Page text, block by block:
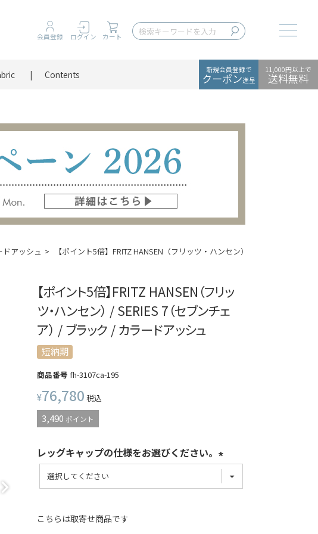
会員登録 ログイン カート
Contents 新規会員登録で
クーポン進呈
11,000円以上で
送料無料
ドアッシュ 【ポイント5倍】FRITZ HANSEN（フリッツ・ハンセン） / SERIES 7（セ
【ポイント5倍】FRITZ HANSEN（フリッ
ツ・ハンセン） / SERIES 7（セブンチェ
ア） / ブラック / カラードアッシュ
短納期
商品番号 fh-3107ca-195
¥76,780 税込
3,490 ポイント
レッグキャップの仕様をお選びください。
こちらは取寄せ商品です